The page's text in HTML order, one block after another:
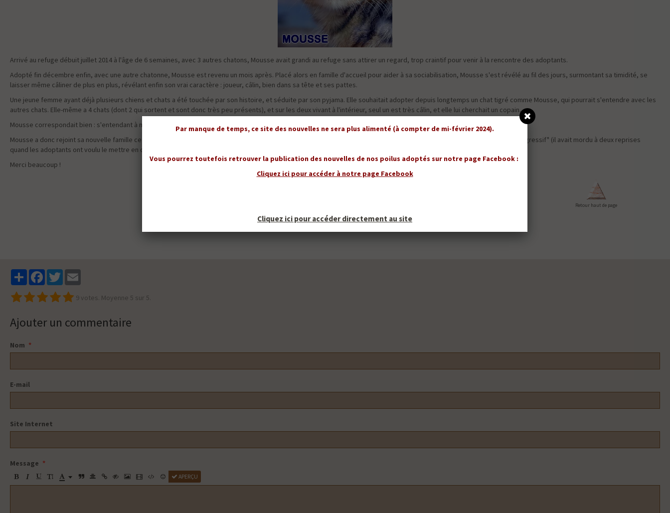
Arrivé au refuge débuit juillet 2014 à l'âge de 6 semaines, avec 3 autres chatons, Mousse avait grandi au refuge sans attirer un regard, trop craintif pour venir à la rencontre des adoptants.
Adopté fin décembre enfin, avec une autre chatonne, Mousse est revenu un mois après. Placé alors en famille d'accueil pour aider à sa sociabilisation, Mousse s'est révélé au fil des jours, surmontant sa timidité, se
laisser même câliner de plus en plus, révélant enfin son vrai caractère : joueur, câlin, bien dans sa tête et ses pattes.
Une jeune femme ayant déjà plusieurs chiens et chats a été touchée par son histoire, et séduite par son pyjama. Elle souhaitait adopter depuis longtemps un chat tigré comme Mousse, qui pourrait s'entendre avec les
autres chats. Elle-même a 4 chats (dont 2 qui sortent et sont donc très peu présents), et sur les deux vivant à l'intérieur, seul un est très câlin, et elle lui cherchait un copain.
Mousse correspondait bien : s'entendant à merveille avec les autres chats, très joueur... et tigré pour plaire à Madame !
Mousse a donc rejoint sa nouvelle famille ce samedi, Madame ayant complètement craqué sur lui... le comble de l'ironie finalement : Mousse abandonné car trop craintif et "agressif" (il avait mordu à deux reprises
quand les adoptants ont voulu le mettre en caisse de transport) a été adopté pour son côté câlin !
Merci beaucoup !
Retour haut de page
PartagerFacebookTwitter
9 votes. Moyenne 5 sur 5.
Ajouter un commentaire
Nom
E-mail
Site Internet
Message
APERÇU
Par manque de temps, ce site des nouvelles ne sera plus alimenté (à compter de mi-février 2024).
Vous pourrez toutefois retrouver la publication des nouvelles de nos poilus adoptés sur notre page Facebook :
Cliquez ici pour accéder à notre page Facebook
Cliquez ici pour accéder directement au site